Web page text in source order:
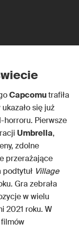
Capcomutrafiła
się już
horroru. Pierwsze
Umbrella,
zdolne
przerażające
podtytuł Village
Gra zebrała
w wielu
2021 roku. W